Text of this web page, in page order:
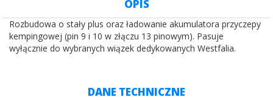
OPIS
Rozbudowa o stały plus oraz ładowanie akumulatora przyczepy
kempingowej (pin 9 i 10 w złączu 13 pinowym). Pasuje
wyłącznie do wybranych wiązek dedykowanych Westfalia.
DANE TECHNICZNE